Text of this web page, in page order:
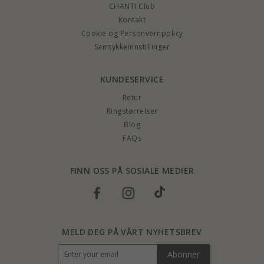
CHANTI Club
Kontakt
Cookie og Personvernpolicy
Samtykkeinnstillinger
KUNDESERVICE
Retur
Ringstørrelser
Blog
FAQs
FINN OSS PÅ SOSIALE MEDIER
MELD DEG PÅ VÅRT NYHETSBREV
Abonner